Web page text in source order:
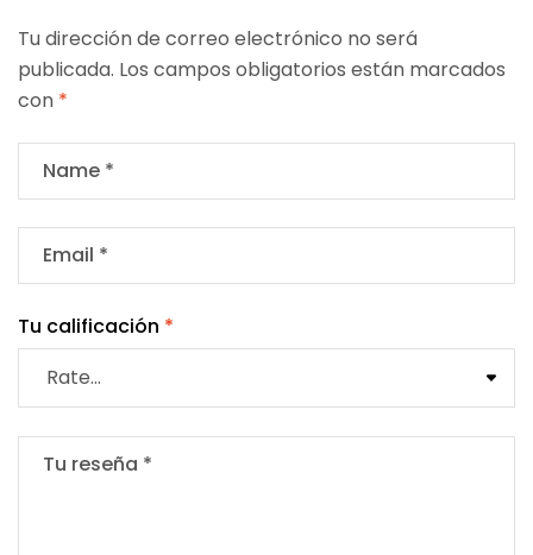
Tu dirección de correo electrónico no será
publicada. Los campos obligatorios están marcados
con *
Tu calificación *